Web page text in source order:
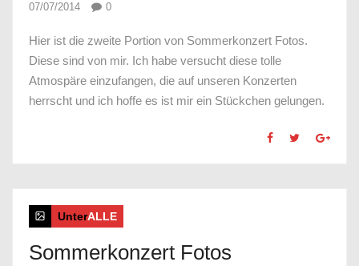
07/07/2014 0
Hier ist die zweite Portion von Sommerkonzert Fotos.
Diese sind von mir. Ich habe versucht diese tolle
Atmospäre einzufangen, die auf unseren Konzerten
herrscht und ich hoffe es ist mir ein Stückchen gelungen.
UnterALLE
Sommerkonzert Fotos